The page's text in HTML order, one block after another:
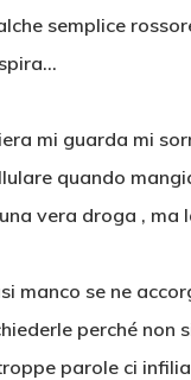
semplice
mi guarda mi
quando
vera droga , ma
manco se ne
perché non
parole ci